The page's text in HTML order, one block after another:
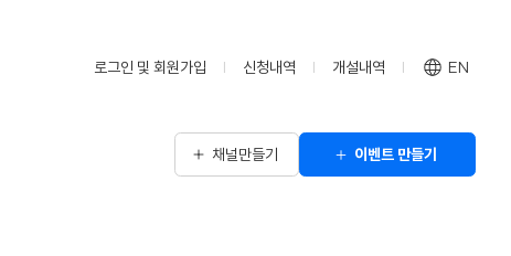
로그인 및 회원가입 신청내역 개설내역 EN
채널만들기 이벤트 만들기